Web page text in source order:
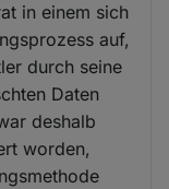
in einem sich
auf,
durch seine
Daten
deshalb
worden,